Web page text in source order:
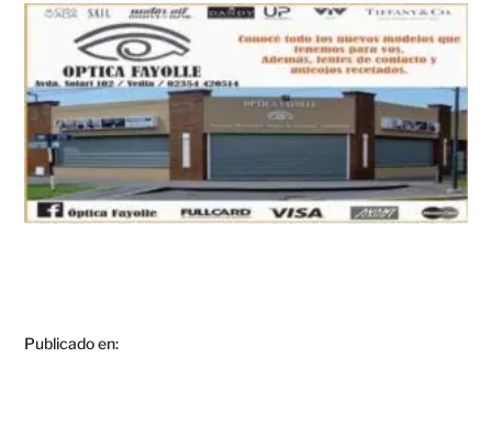
Publicado en: